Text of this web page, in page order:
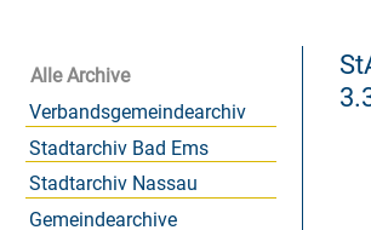
Alle Archive
Verbandsgemeindearchiv
Stadtarchiv Bad Ems
Stadtarchiv Nassau
Gemeindearchive